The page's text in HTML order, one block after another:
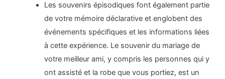
Les souvenirs épisodiques font également partie
de votre mémoire déclarative et englobent des
événements spécifiques et les informations liées
à cette expérience. Le souvenir du mariage de
votre meilleur ami, y compris les personnes qui y
ont assisté et la robe que vous portiez, est un